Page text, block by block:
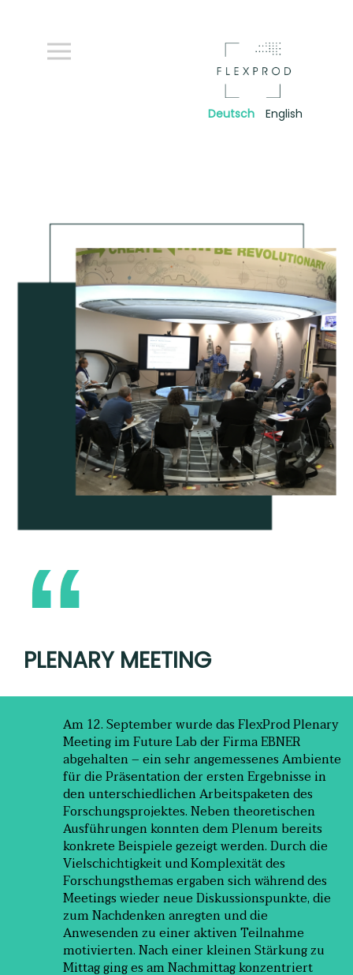
Deutsch English
PLENARY MEETING
Am 12. September wurde das FlexProd Plenary
Meeting im Future Lab der Firma EBNER
abgehalten – ein sehr angemessenes Ambiente
für die Präsentation der ersten Ergebnisse in
den unterschiedlichen Arbeitspaketen des
Forschungsprojektes. Neben theoretischen
Ausführungen konnten dem Plenum bereits
konkrete Beispiele gezeigt werden. Durch die
Vielschichtigkeit und Komplexität des
Forschungsthemas ergaben sich während des
Meetings wieder neue Diskussionspunkte, die
zum Nachdenken anregten und die
Anwesenden zu einer aktiven Teilnahme
motivierten. Nach einer kleinen Stärkung zu
Mittag ging es am Nachmittag konzentriert